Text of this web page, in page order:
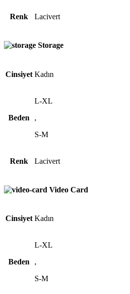
Renk Lacivert
Storage
Cinsiyet Kadın
Beden
L-XL
,
S-M
Renk Lacivert
Video Card
Cinsiyet Kadın
Beden
L-XL
,
S-M